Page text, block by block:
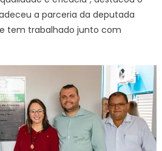
a parceria da deputada
tem trabalhado junto com